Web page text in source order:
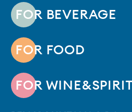
FOR BEVERAGE
FOR FOOD
FOR